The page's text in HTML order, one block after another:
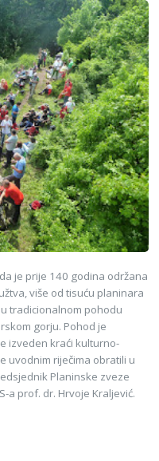
je prije 140 godina održana
više od tisuću planinara
tradicionalnom pohodu
gorju. Pohod je
izveden kraći kulturno-
uvodnim riječima obratili u
Planinske zveze
a prof. dr. Hrvoje Kraljević.